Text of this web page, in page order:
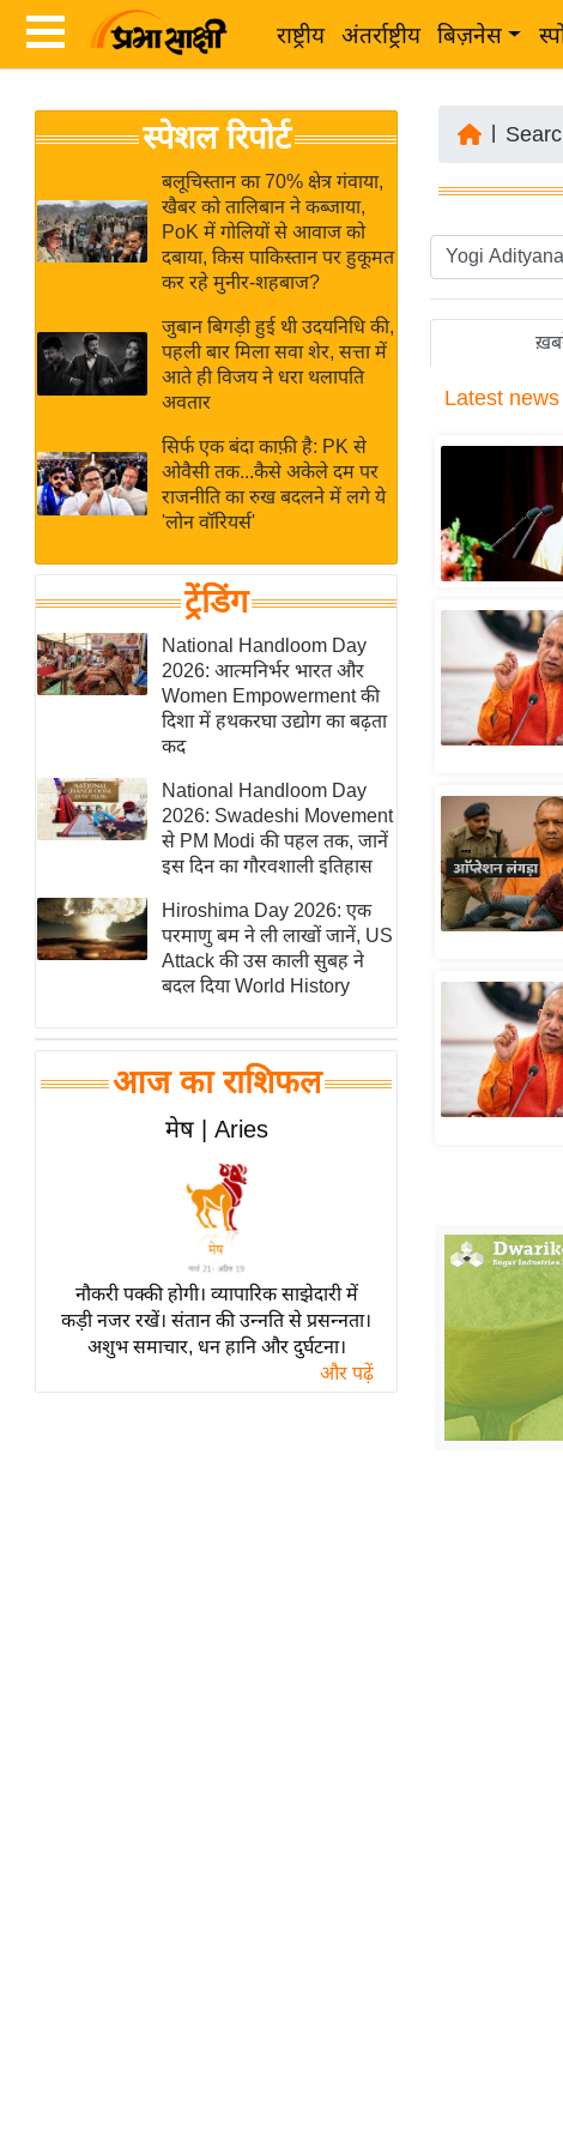
राष्ट्रीय अंतर्राष्ट्रीय बिज़नेस
News
Hindi
Hindi
Live
News in
Hindi
News
Hindi
Videos
ब
र
अंतर्राष्ट्रीय
बिज़नेस
उद्योग
विशेषज्ञ
राय
खेल
क्रिकेट
IPL
2026
मिसाल बेमिसाल
शख्सियत
यंग इंडिया
साहित्य जगत
ऑटो वर्ल्ड
न्यूज ब्रीफ
बॉलीवुड
हॉलीवुड
फिल्म समीक्षा
लाइफस्टाइल
टेक्नॉलॉजी
ब्यूटी/फैशन
घरेलू नुस्खे
स्पेशल रिपोर्ट
बलूचिस्तान का 70% क्षेत्र गंवाया,
खैबर को तालिबान ने कब्जाया,
PoK में गोलियों से आवाज को
दबाया, किस पाकिस्तान पर हुकूमत
कर रहे मुनीर-शहबाज?
जुबान बिगड़ी हुई थी उदयनिधि की,
पहली बार मिला सवा शेर, सत्ता में
आते ही विजय ने धरा थलापति
अवतार
सिर्फ एक बंदा काफ़ी है: PK से
ओवैसी तक...कैसे अकेले दम पर
राजनीति का रुख बदलने में लगे ये
'लोन वॉरियर्स'
ट्रेंडिंग
National Handloom Day
2026: आत्मनिर्भर भारत और
Women Empowerment की
दिशा में हथकरघा उद्योग का बढ़ता
कद
National Handloom Day
2026: Swadeshi Movement
से PM Modi की पहल तक, जानें
इस दिन का गौरवशाली इतिहास
Hiroshima Day 2026: एक
परमाणु बम ने ली लाखों जानें, US
Attack की उस काली सुबह ने
बदल दिया World History
आज का राशिफल
मेष | Aries
नौकरी पक्की होगी। व्यापारिक साझेदारी में
कड़ी नजर रखें। संतान की उन्नति से प्रसन्नता।
अशुभ समाचार, धन हानि और दुर्घटना।
और पढ़ें
Latest